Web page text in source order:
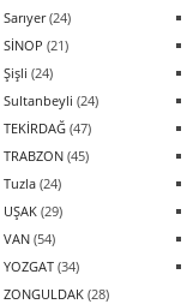
Sarıyer(24)
SİNOP (21)
Şişli (24)
Sultanbeyli (24)
TEKİRDAĞ (47)
TRABZON (45)
Tuzla (24)
UŞAK (29)
VAN (54)
YOZGAT (34)
ZONGULDAK (28)